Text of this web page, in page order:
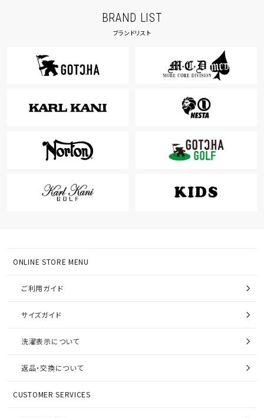
BRAND LIST
ブランドリスト
ONLINE STORE MENU
ご利用ガイド
サイズガイド
洗濯表示について
返品・交換について
CUSTOMER SERVICES